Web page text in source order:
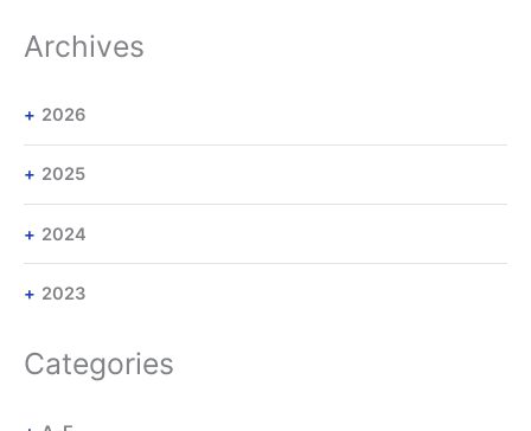
Archives
2026
2025
2024
2023
Categories